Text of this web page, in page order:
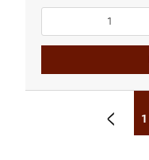
1